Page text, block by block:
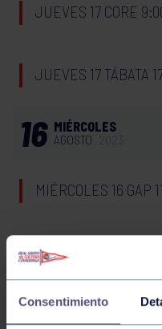
Consentimiento
JUEVES 17 CORE
JUEVES 17 TÁBATA
16 MIÉRCOLES
AGOSTO
MIÉRCOLES 16 GAP
MIÉRCOLES 16 GAP
16:30h